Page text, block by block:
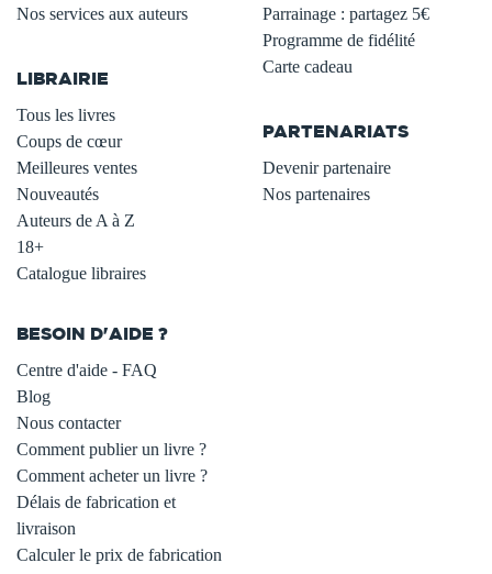
Nos services aux auteurs
LIBRAIRIE
Tous les livres
Coups de cœur
Meilleures ventes
Nouveautés
Auteurs de A à Z
18+
Catalogue libraires
Parrainage : partagez 5€
Programme de fidélité
Carte cadeau
PARTENARIATS
Devenir partenaire
Nos partenaires
BESOIN D'AIDE ?
Centre d'aide - FAQ
Blog
Nous contacter
Comment publier un livre ?
Comment acheter un livre ?
Délais de fabrication et
livraison
Calculer le prix de fabrication